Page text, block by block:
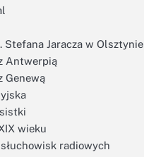
Stefana Jaracza w Olsztynie
Antwerpią
Genewą
wieku
radiowych